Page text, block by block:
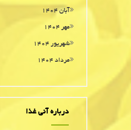
آبان ۱۴۰۴
مهر ۱۴۰۴
شهریور ۱۴۰۴
مرداد ۱۴۰۴
درباره آنی غذا